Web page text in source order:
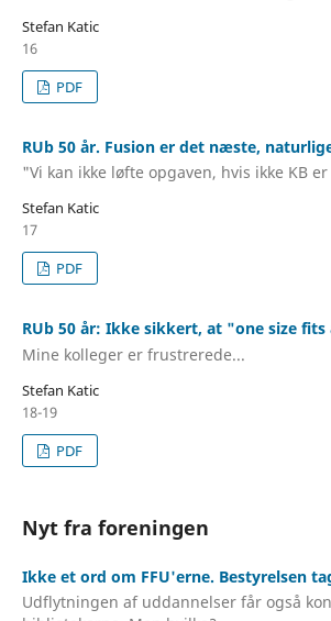
Stefan Katic
16
PDF
RUb 50 år. Fusion er det næste,
"Vi kan ikke løfte opgaven, hvis ikke KB
Stefan Katic
17
PDF
RUb 50 år: Ikke sikkert, at "one size fits
Mine kolleger er frustrerede...
Stefan Katic
18-19
PDF
Nyt fra foreningen
Ikke et ord om FFU'erne. Bestyrelsen
Udflytningen af uddannelser får også